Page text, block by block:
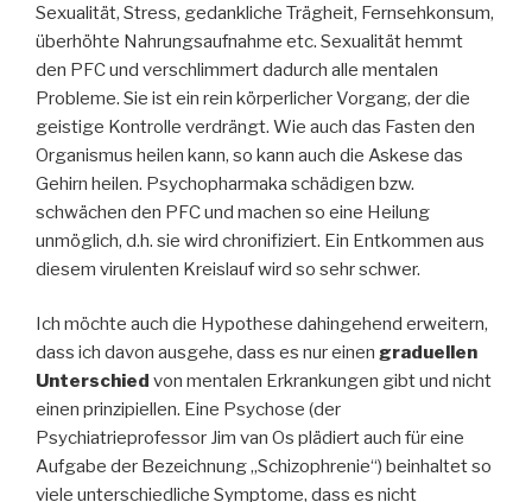
Sexualität, Stress, gedankliche Trägheit, Fernsehkonsum,
überhöhte Nahrungsaufnahme etc. Sexualität hemmt
den PFC und verschlimmert dadurch alle mentalen
Probleme. Sie ist ein rein körperlicher Vorgang, der die
geistige Kontrolle verdrängt. Wie auch das Fasten den
Organismus heilen kann, so kann auch die Askese das
Gehirn heilen. Psychopharmaka schädigen bzw.
schwächen den PFC und machen so eine Heilung
unmöglich, d.h. sie wird chronifiziert. Ein Entkommen aus
diesem virulenten Kreislauf wird so sehr schwer.
Ich möchte auch die Hypothese dahingehend erweitern,
dass ich davon ausgehe, dass es nur einen graduellen
Unterschied von mentalen Erkrankungen gibt und nicht
einen prinzipiellen. Eine Psychose (der
Psychiatrieprofessor Jim van Os plädiert auch für eine
Aufgabe der Bezeichnung „Schizophrenie“) beinhaltet so
viele unterschiedliche Symptome, dass es nicht